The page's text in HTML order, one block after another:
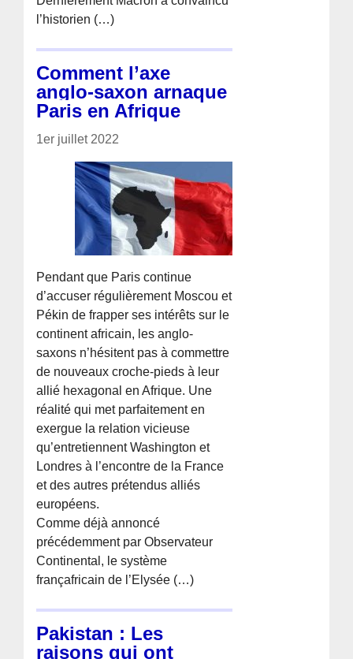
l’historien (…)
Comment l’axe
anglo-saxon arnaque
Paris en Afrique
1er juillet 2022
Pendant que Paris continue
d’accuser régulièrement Moscou et
Pékin de frapper ses intérêts sur le
continent africain, les anglo-
saxons n’hésitent pas à commettre
de nouveaux croche-pieds à leur
allié hexagonal en Afrique. Une
réalité qui met parfaitement en
exergue la relation vicieuse
qu’entretiennent Washington et
Londres à l’encontre de la France
et des autres prétendus alliés
européens.
Comme déjà annoncé
précédemment par Observateur
Continental, le système
françafricain de l’Elysée (…)
Pakistan : Les
raisons qui ont